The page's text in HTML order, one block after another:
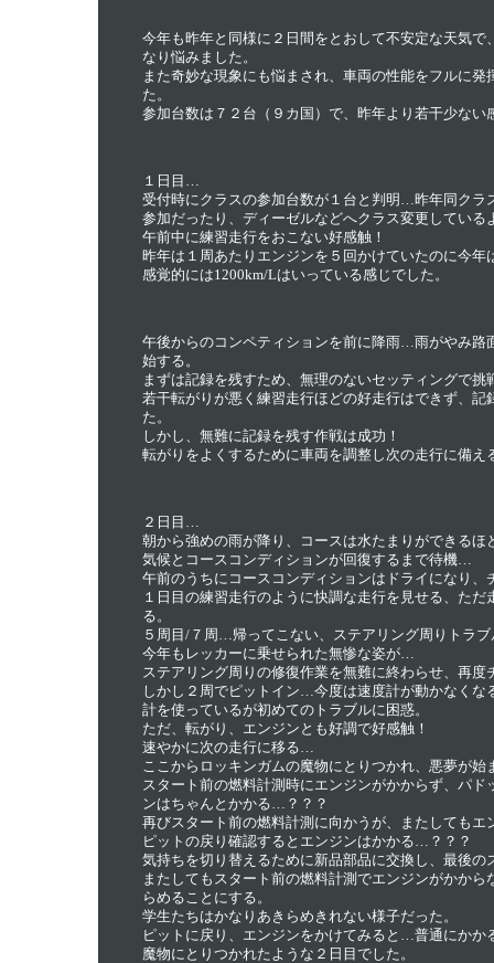
今年も昨年と同様に２日間をとおして不安定な天気で
なり悩みました。
また奇妙な現象にも悩まされ、車両の性能をフルに発
た。
参加台数は７２台（９カ国）で、昨年より若干少ない
１日目…
受付時にクラスの参加台数が１台と判明…昨年同クラ
参加だったり、ディーゼルなどへクラス変更している
午前中に練習走行をおこない好感触！
昨年は１周あたりエンジンを５回かけていたのに今年
感覚的には1200km/Lはいっている感じでした。
午後からのコンペティションを前に降雨…雨がやみ路
始する。
まずは記録を残すため、無理のないセッティングで挑
若干転がりが悪く練習走行ほどの好走行はできず、記
た。
しかし、無難に記録を残す作戦は成功！
転がりをよくするために車両を調整し次の走行に備え
２日目…
朝から強めの雨が降り、コースは水たまりができるほ
気候とコースコンディションが回復するまで待機…
午前のうちにコースコンディションはドライになり、
１日目の練習走行のように快調な走行を見せる、ただ
る。
５周目/７周…帰ってこない、ステアリング周りトラ
今年もレッカーに乗せられた無惨な姿が…
ステアリング周りの修復作業を無難に終わらせ、再度
しかし２周でピットイン…今度は速度計が動かなく
計を使っているが初めてのトラブルに困惑。
ただ、転がり、エンジンとも好調で好感触！
速やかに次の走行に移る…
ここからロッキンガムの魔物にとりつかれ、悪夢が始
スタート前の燃料計測時にエンジンがかからず、パ
ンはちゃんとかかる…？？？
再びスタート前の燃料計測に向かうが、またしてもエ
ピットの戻り確認するとエンジンはかかる…？？？
気持ちを切り替えるために新品部品に交換し、最後
またしてもスタート前の燃料計測でエンジンがかか
らめることにする。
学生たちはかなりあきらめきれない様子だった。
ピットに戻り、エンジンをかけてみると…普通にか
魔物にとりつかれたような２日目でした。